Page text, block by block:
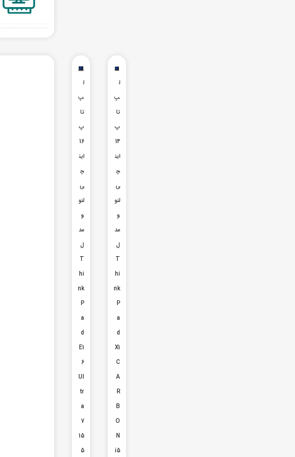
ل
پ
تا
پ
14
این
چ
ی
لنو
و
مد
ل
T
hi
nk
P
a
d
X1
C
A
R
B
O
N
i5
ل
پ
تا
پ
16
این
چ
ی
لنو
و
مد
ل
T
hi
nk
P
a
d
E1
6
Ul
tr
a
7
15
5